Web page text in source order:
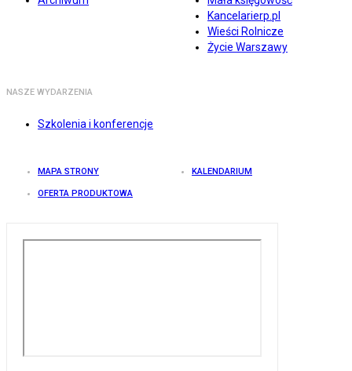
Kancelarierp.pl
Wieści Rolnicze
Życie Warszawy
NASZE WYDARZENIA
Szkolenia i konferencje
MAPA STRONY KALENDARIUM
OFERTA PRODUKTOWA